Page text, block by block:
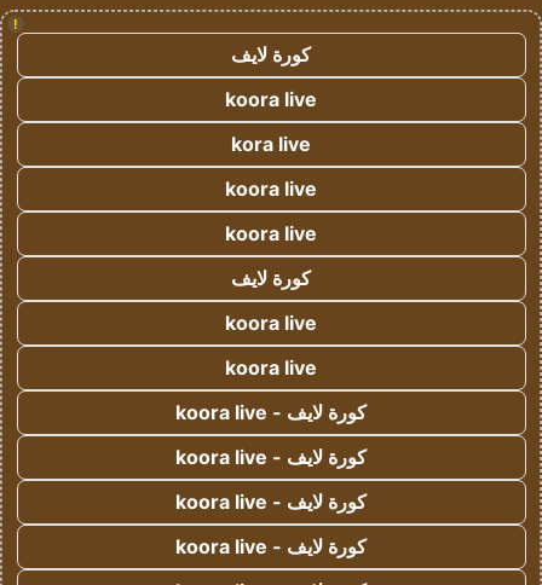
!
كورة لايف
koora live
kora live
koora live
koora live
كورة لايف
koora live
koora live
كورة لايف - koora live
كورة لايف - koora live
كورة لايف - koora live
كورة لايف - koora live